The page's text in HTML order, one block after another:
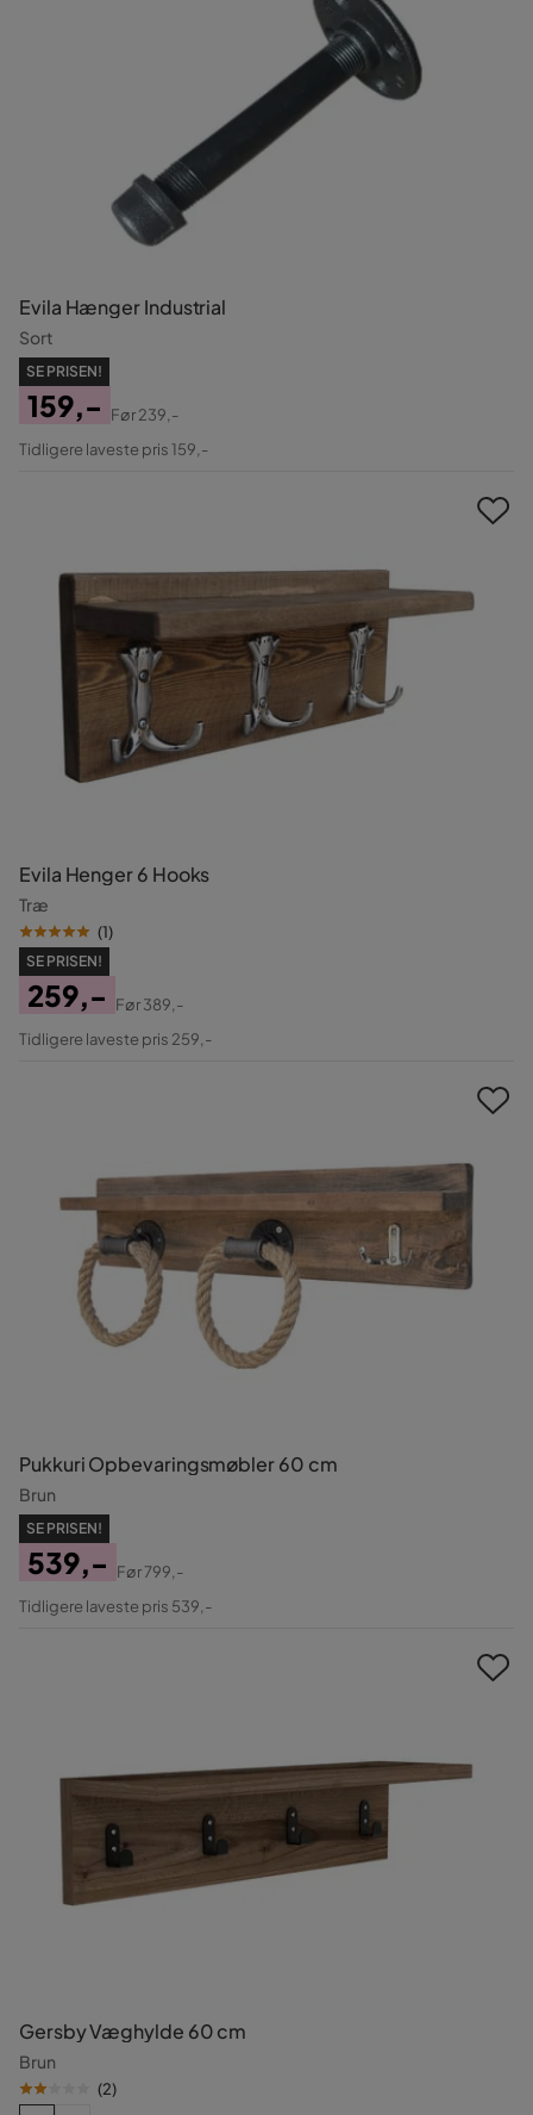
Evila Hænger Industrial
Sort
SE PRISEN!
Pris
159,-
Original
Før239,-
Tidligere laveste pris 159,-
Evila Henger 6 Hooks
Træ
(1)
SE PRISEN!
Pris
259,-
Original
Før389,-
Tidligere laveste pris 259,-
Pukkuri Opbevaringsmøbler 60 cm
Brun
SE PRISEN!
Pris
539,-
Original
Før799,-
Tidligere laveste pris 539,-
Gersby Væghylde 60 cm
Brun
(2)